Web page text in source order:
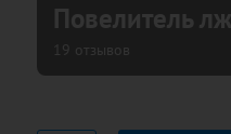
Повелитель
19 отзывов